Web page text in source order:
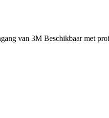
van 3M Beschikbaar met